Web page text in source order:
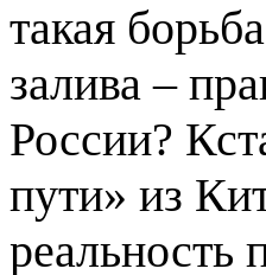
такая
залива –
России?
пути» из
реальность